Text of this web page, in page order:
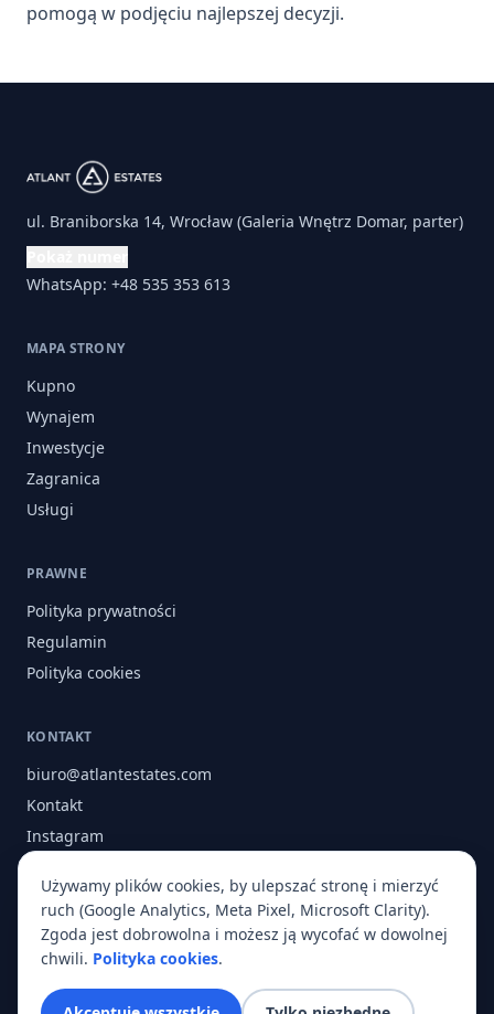
pomogą w podjęciu najlepszej decyzji.
ul. Braniborska 14, Wrocław (Galeria Wnętrz Domar, parter)
WhatsApp: +48 535 353 613
MAPA STRONY
Kupno
Wynajem
Inwestycje
Zagranica
Usługi
PRAWNE
Polityka prywatności
Regulamin
Polityka cookies
KONTAKT
biuro@atlantestates.com
Kontakt
Instagram
O nas
© 2026 Atlant Estates. Wszelkie prawa zastrzeżone.
Używamy plików cookies, by ulepszać stronę i mierzyć
ruch (Google Analytics, Meta Pixel, Microsoft Clarity).
Zgoda jest dobrowolna i możesz ją wycofać w dowolnej
chwili. Polityka cookies.